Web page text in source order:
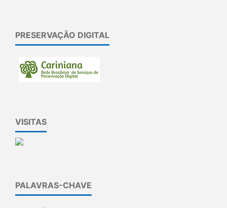
PRESERVAÇÃO DIGITAL
VISITAS
PALAVRAS-CHAVE